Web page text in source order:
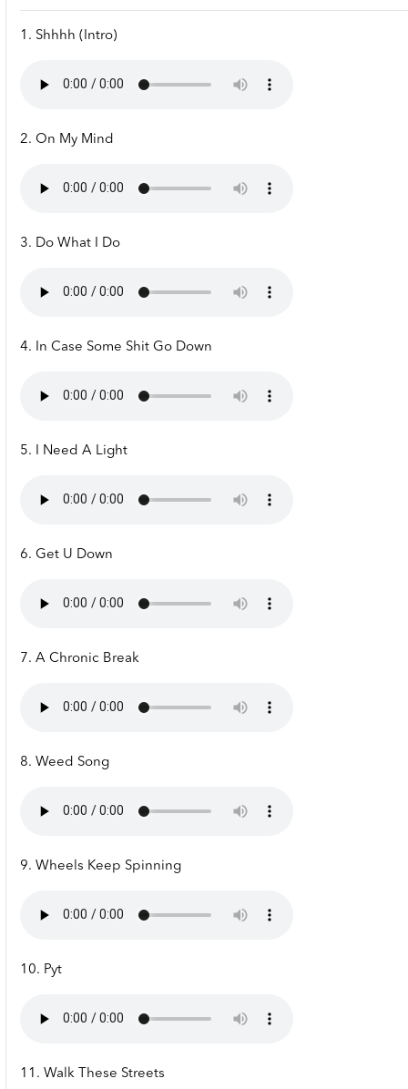
1. Shhhh (Intro)
2. On My Mind
3. Do What I Do
4. In Case Some Shit Go Down
5. I Need A Light
6. Get U Down
7. A Chronic Break
8. Weed Song
9. Wheels Keep Spinning
10. Pyt
11. Walk These Streets